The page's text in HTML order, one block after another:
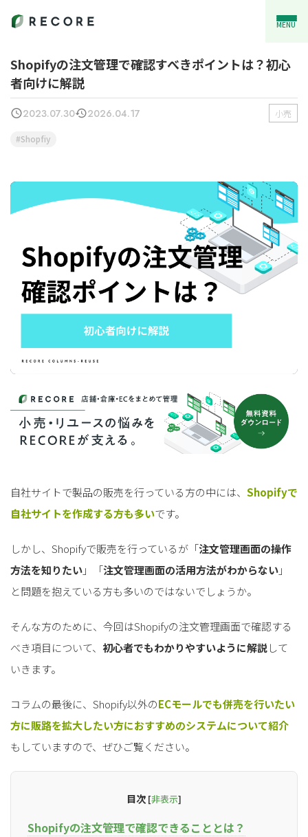
MENU
Shopifyの注文管理で確認すべきポイントは？初心
者向けに解説
2023.07.30 2026.04.17 小売
Shopfiy
自社サイトで製品の販売を行っている方の中には、 Shopifyで
自社サイトを作成する方も多いです。
しかし、Shopifyで販売を行っているが「注文管理画面の操作
方法を知りたい」「注文管理画面の活用方法がわからない」
と問題を抱えている方も多いのではないでしょうか。
そんな方のために、今回はShopifyの注文管理画面で確認する
べき項目について、 初心者でもわかりやすいように解説して
いきます。
コラムの最後に、Shopify以外のECモールでも併売を行いたい
方に販路を拡大したい方におすすめのシステムについて紹介
もしていますので、ぜひご覧ください。
目次 [非表示]
Shopifyの注文管理で確認できることとは？